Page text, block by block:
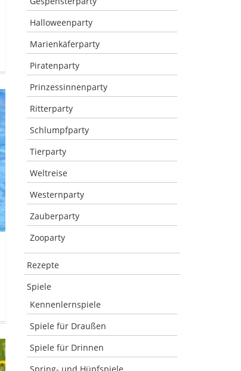
Halloweenparty
Marienkäferparty
Piratenparty
Prinzessinnenparty
Ritterparty
Schlumpfparty
Tierparty
Weltreise
Westernparty
Zauberparty
Zooparty
Rezepte
Spiele
Kennenlernspiele
Spiele für Draußen
Spiele für Drinnen